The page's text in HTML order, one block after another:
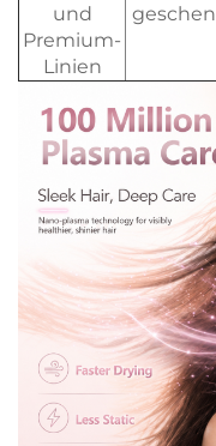
und
Premium-
Linien